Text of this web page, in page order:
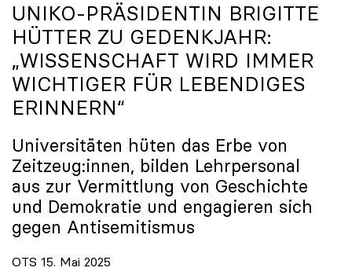
UNIKO-PRÄSIDENTIN BRIGITTE
HÜTTER ZU GEDENKJAHR:
„WISSENSCHAFT WIRD IMMER
WICHTIGER FÜR LEBENDIGES
ERINNERN“
Universitäten hüten das Erbe von
Zeitzeug:innen, bilden Lehrpersonal
aus zur Vermittlung von Geschichte
und Demokratie und engagieren sich
gegen Antisemitismus
OTS 15. Mai 2025